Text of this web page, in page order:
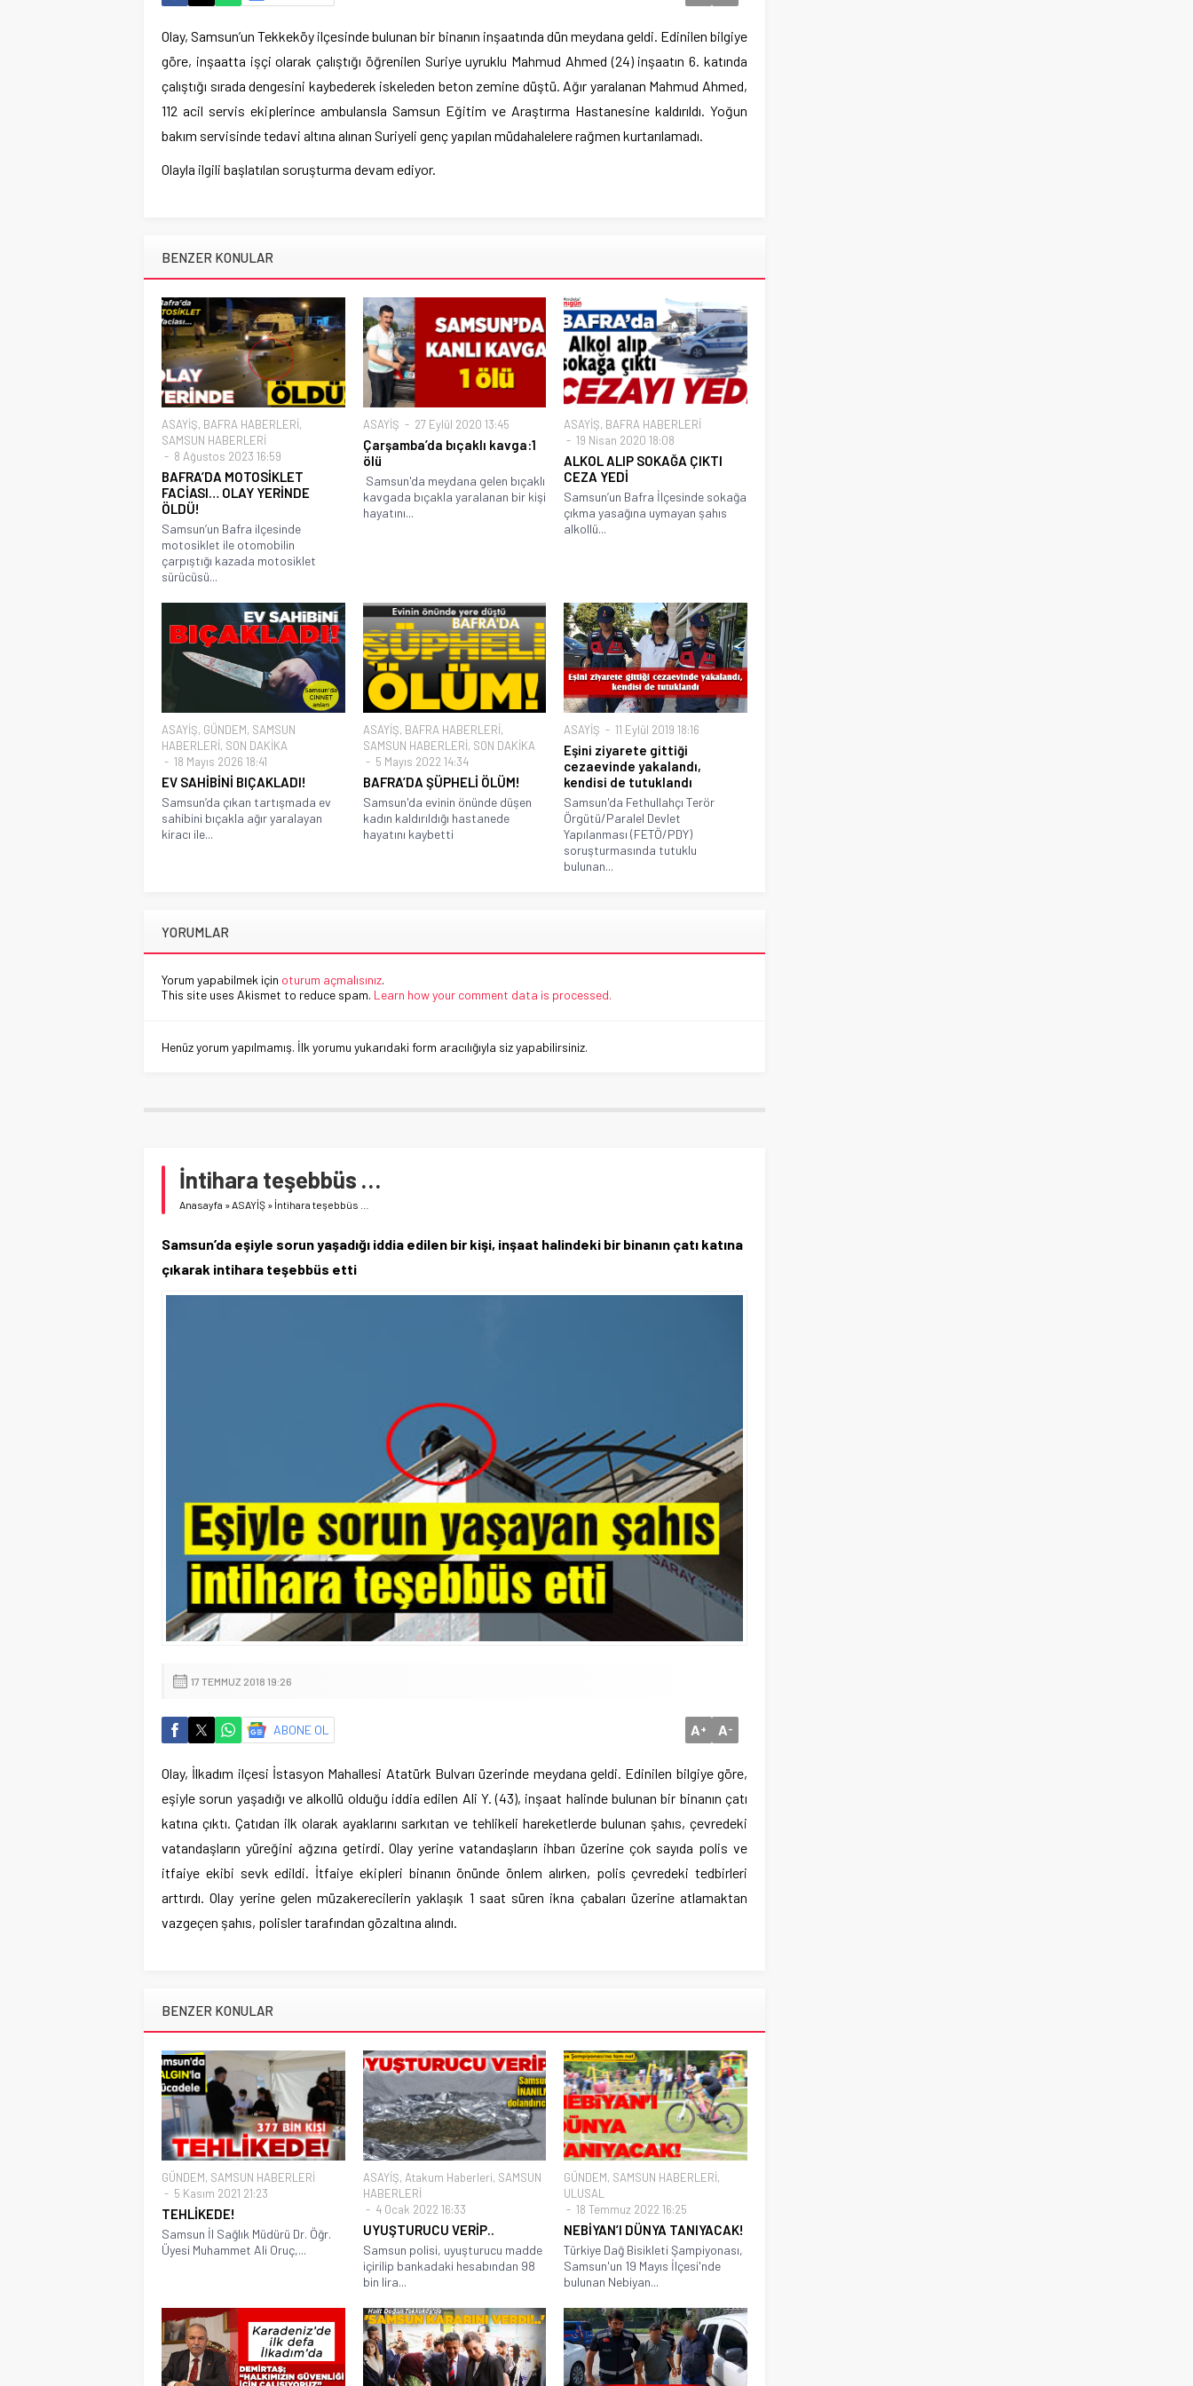
Olay, Samsun’un Tekkeköy ilçesinde bulunan bir binanın inşaatında dün meydana geldi. Edinilen bilgiye
göre, inşaatta işçi olarak çalıştığı öğrenilen Suriye uyruklu Mahmud Ahmed (24) inşaatın 6. katında
çalıştığı sırada dengesini kaybederek iskeleden beton zemine düştü. Ağır yaralanan Mahmud Ahmed,
112 acil servis ekiplerince ambulansla Samsun Eğitim ve Araştırma Hastanesine kaldırıldı. Yoğun
bakım servisinde tedavi altına alınan Suriyeli genç yapılan müdahalelere rağmen kurtarılamadı.
Olayla ilgili başlatılan soruşturma devam ediyor.
BENZER KONULAR
ASAYİŞ, BAFRA HABERLERİ,
SAMSUN HABERLERİ
8 Ağustos 2023 16:59
BAFRA’DA MOTOSİKLET
FACİASI… OLAY YERİNDE
ÖLDÜ!
Samsun’un Bafra ilçesinde
motosiklet ile otomobilin
çarpıştığı kazada motosiklet
sürücüsü...
ASAYİŞ 27 Eylül 2020 13:45
Çarşamba’da bıçaklı kavga:1
ölü
Samsun'da meydana gelen bıçaklı
kavgada bıçakla yaralanan bir kişi
hayatını...
ASAYİŞ, BAFRA HABERLERİ
19 Nisan 2020 18:08
ALKOL ALIP SOKAĞA ÇIKTI
CEZA YEDİ
Samsun’un Bafra İlçesinde sokağa
çıkma yasağına uymayan şahıs
alkollü...
ASAYİŞ, GÜNDEM, SAMSUN
HABERLERİ, SON DAKİKA
18 Mayıs 2026 18:41
EV SAHİBİNİ BIÇAKLADI!
Samsun’da çıkan tartışmada ev
sahibini bıçakla ağır yaralayan
kiracı ile...
ASAYİŞ, BAFRA HABERLERİ,
SAMSUN HABERLERİ, SON DAKİKA
5 Mayıs 2022 14:34
BAFRA’DA ŞÜPHELİ ÖLÜM!
Samsun'da evinin önünde düşen
kadın kaldırıldığı hastanede
hayatını kaybetti
ASAYİŞ 11 Eylül 2019 18:16
Eşini ziyarete gittiği
cezaevinde yakalandı,
kendisi de tutuklandı
Samsun'da Fethullahçı Terör
Örgütü/Paralel Devlet
Yapılanması (FETÖ/PDY)
soruşturmasında tutuklu
bulunan...
YORUMLAR
Yorum yapabilmek için oturum açmalısınız.
This site uses Akismet to reduce spam. Learn how your comment data is processed.
Henüz yorum yapılmamış. İlk yorumu yukarıdaki form aracılığıyla siz yapabilirsiniz.
İntihara teşebbüs …
Anasayfa »ASAYİŞ » İntihara teşebbüs …
Samsun’da eşiyle sorun yaşadığı iddia edilen bir kişi, inşaat halindeki bir binanın çatı katına
çıkarak intihara teşebbüs etti
17 TEMMUZ 2018 19:26
ABONE OL A+ A-
Olay, İlkadım ilçesi İstasyon Mahallesi Atatürk Bulvarı üzerinde meydana geldi. Edinilen bilgiye göre,
eşiyle sorun yaşadığı ve alkollü olduğu iddia edilen Ali Y. (43), inşaat halinde bulunan bir binanın çatı
katına çıktı. Çatıdan ilk olarak ayaklarını sarkıtan ve tehlikeli hareketlerde bulunan şahıs, çevredeki
vatandaşların yüreğini ağzına getirdi. Olay yerine vatandaşların ihbarı üzerine çok sayıda polis ve
itfaiye ekibi sevk edildi. İtfaiye ekipleri binanın önünde önlem alırken, polis çevredeki tedbirleri
arttırdı. Olay yerine gelen müzakerecilerin yaklaşık 1 saat süren ikna çabaları üzerine atlamaktan
vazgeçen şahıs, polisler tarafından gözaltına alındı.
BENZER KONULAR
GÜNDEM, SAMSUN HABERLERİ
5 Kasım 2021 21:23
TEHLİKEDE!
Samsun İl Sağlık Müdürü Dr. Öğr.
Üyesi Muhammet Ali Oruç,...
ASAYİŞ, Atakum Haberleri, SAMSUN
HABERLERİ
4 Ocak 2022 16:33
UYUŞTURUCU VERİP..
Samsun polisi, uyuşturucu madde
içirilip bankadaki hesabından 98
bin lira...
GÜNDEM, SAMSUN HABERLERİ,
ULUSAL
18 Temmuz 2022 16:25
NEBİYAN’I DÜNYA TANIYACAK!
Türkiye Dağ Bisikleti Şampiyonası,
Samsun'un 19 Mayıs İlçesi'nde
bulunan Nebiyan...